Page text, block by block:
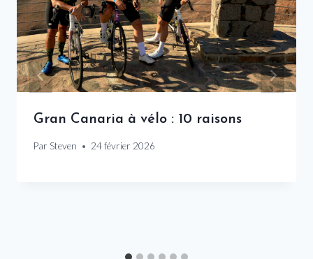
Gran Canaria à vélo : 10 raisons
Par Steven 24 février 2026